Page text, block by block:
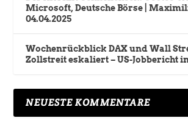
Microsoft, Deutsche Börse |
04.04.2025
Wochenrückblick DAX und Wall
Zollstreit eskaliert – US-Jobbericht
NEUESTE KOMMENTARE